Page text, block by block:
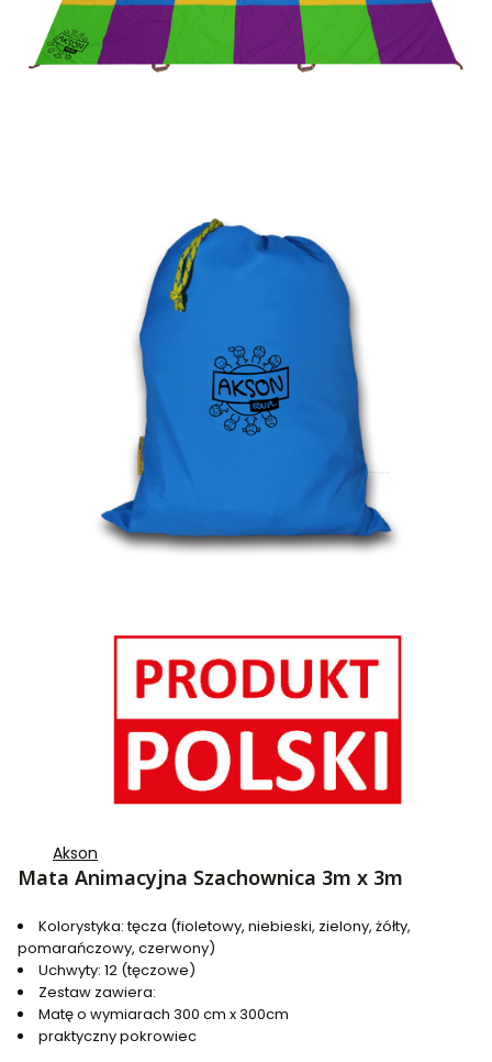
Akson
Mata Animacyjna Szachownica 3m x 3m
Kolorystyka: tęcza (fioletowy, niebieski, zielony, żółty,
pomarańczowy, czerwony)
Uchwyty: 12 (tęczowe)
Zestaw zawiera:
Matę o wymiarach 300 cm x 300cm
praktyczny pokrowiec